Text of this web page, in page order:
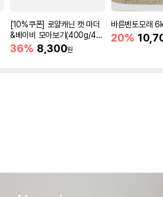
[10%쿠폰] 로얄캐닌 캣 마더
&베이비 모아보기(400g/4/1
0kg)
36% 8,300원
바른벤토모래
20%